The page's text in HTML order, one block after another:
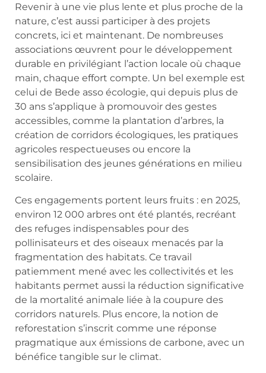
Revenir à une vie plus lente et plus proche de la
nature, c’est aussi participer à des projets
concrets, ici et maintenant. De nombreuses
associations œuvrent pour le développement
durable en privilégiant l’action locale où chaque
main, chaque effort compte. Un bel exemple est
celui de Bede asso écologie, qui depuis plus de
30 ans s’applique à promouvoir des gestes
accessibles, comme la plantation d’arbres, la
création de corridors écologiques, les pratiques
agricoles respectueuses ou encore la
sensibilisation des jeunes générations en milieu
scolaire.
Ces engagements portent leurs fruits : en 2025,
environ 12 000 arbres ont été plantés, recréant
des refuges indispensables pour des
pollinisateurs et des oiseaux menacés par la
fragmentation des habitats. Ce travail
patiemment mené avec les collectivités et les
habitants permet aussi la réduction significative
de la mortalité animale liée à la coupure des
corridors naturels. Plus encore, la notion de
reforestation s’inscrit comme une réponse
pragmatique aux émissions de carbone, avec un
bénéfice tangible sur le climat.